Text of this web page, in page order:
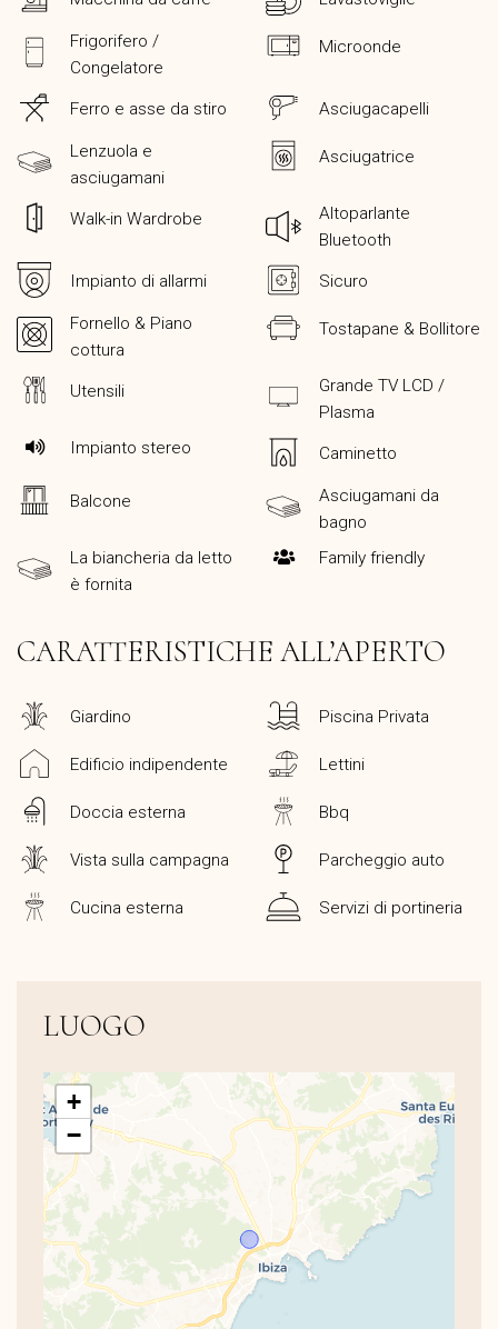
Frigorifero /
Congelatore
Microonde
Ferro e asse da stiro Asciugacapelli
Lenzuola e
asciugamani
Asciugatrice
Walk-in Wardrobe
Altoparlante
Bluetooth
Impianto di allarmi Sicuro
Fornello & Piano
cottura
Tostapane & Bollitore
Utensili
Grande TV LCD /
Plasma
Impianto stereo
Caminetto
Balcone
Asciugamani da
bagno
La biancheria da letto
è fornita
Family friendly
CARATTERISTICHE ALL’APERTO
Giardino Piscina Privata
Edificio indipendente Lettini
Doccia esterna Bbq
Vista sulla campagna Parcheggio auto
Cucina esterna Servizi di portineria
LUOGO
+
−